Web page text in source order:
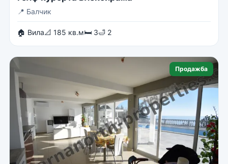
📍 Балчик
🏠 Вила📐 185 кв.м🛏 3🛁 2
Продажба